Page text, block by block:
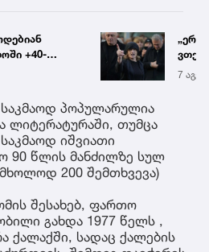
+40-
ნია
7 აგვ
საკმაოდ პოპულარულია
ლიტერატურაში, თუმცა
იშვიათი
90 წლის მანძილზე სულ
200 შემთხვევა)
შესახებ, ფართო
გახდა 1977 წელს ,
ქალაქში, სადაც ქალების